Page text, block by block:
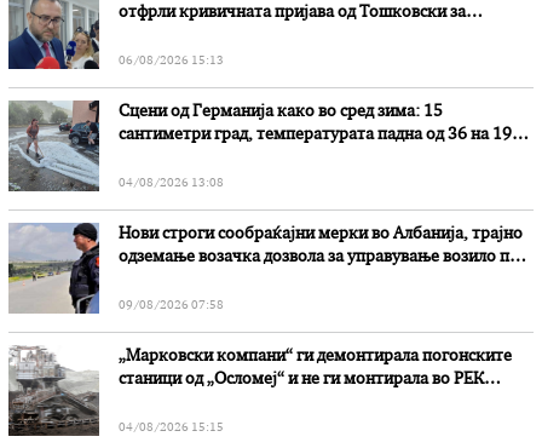
отфрли кривичната пријава од Тошковски за
06/08/2026 15:13
Сцени од Германија како во сред зима: 15
сантиметри град, температурата падна од 36 на 19
04/08/2026 13:08
Нови строги сообраќајни мерки во Aлбанија, трајно
одземање возачка дозвола за управување возило под
09/08/2026 07:58
„Марковски компани“ ги демонтирала погонските
станици од „Осломеј“ и не ги монтирала во РЕК
04/08/2026 15:15